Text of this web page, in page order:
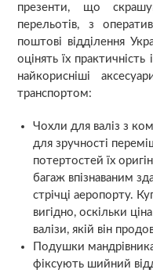
презенти, що
перельотів, з
поштові відділення
оцінять їх
найкорисніші
транспортом:
Чохли для валіз з
для зручності
потертостей їх
багаж впізнаваним
стрічці аеропорту.
вигідно, оскільки
валізи, якій він
Подушки
фіксують шийний